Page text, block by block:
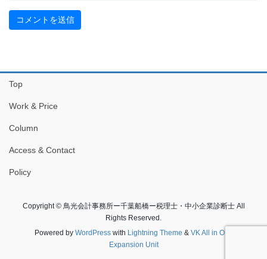
Top
Work & Price
Column
Access & Contact
Policy
Copyright © 鳥光会計事務所ー千葉船橋ー税理士・中小企業診断士 All
Rights Reserved.
Powered by WordPresswith Lightning Theme & VK All in One
Expansion Unit